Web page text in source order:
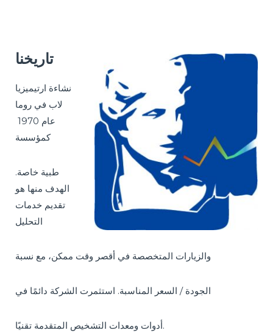
تاريخنا
نشاءة ارتيميزيا
لاب في روما
عام 1970
كمؤسسة
طبية خاصة.
الهدف منها هو
تقديم خدمات
التحليل
والزيارات المتخصصة في أقصر وقت ممكن، مع نسبة
الجودة / السعر المناسبة. استثمرت الشركة دائمًا في
أدوات ومعدات التشخيص المتقدمة تقنيًا.